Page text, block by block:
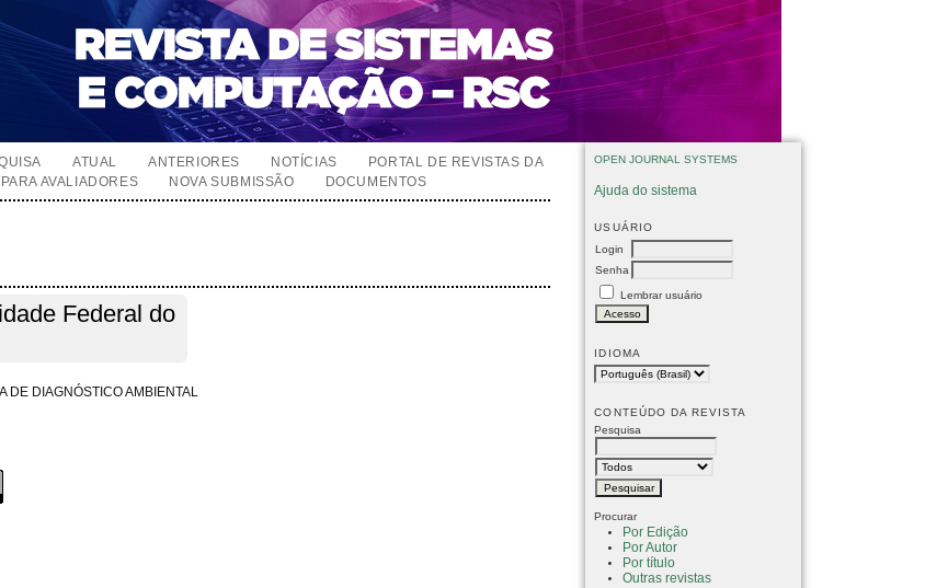
OPEN JOURNAL SYSTEMS
Ajuda do sistema
USUÁRIO
Login
Senha
Lembrar usuário
IDIOMA
CONTEÚDO DA REVISTA
Pesquisa
Procurar
Por Edição
Por Autor
Por título
Outras revistas
ATUAL ANTERIORES NOTÍCIAS
PORTAL DE REVISTAS DA
AVALIADORES NOVA SUBMISSÃO DOCUMENTOS
Federal do
DE DIAGNÓSTICO AMBIENTAL